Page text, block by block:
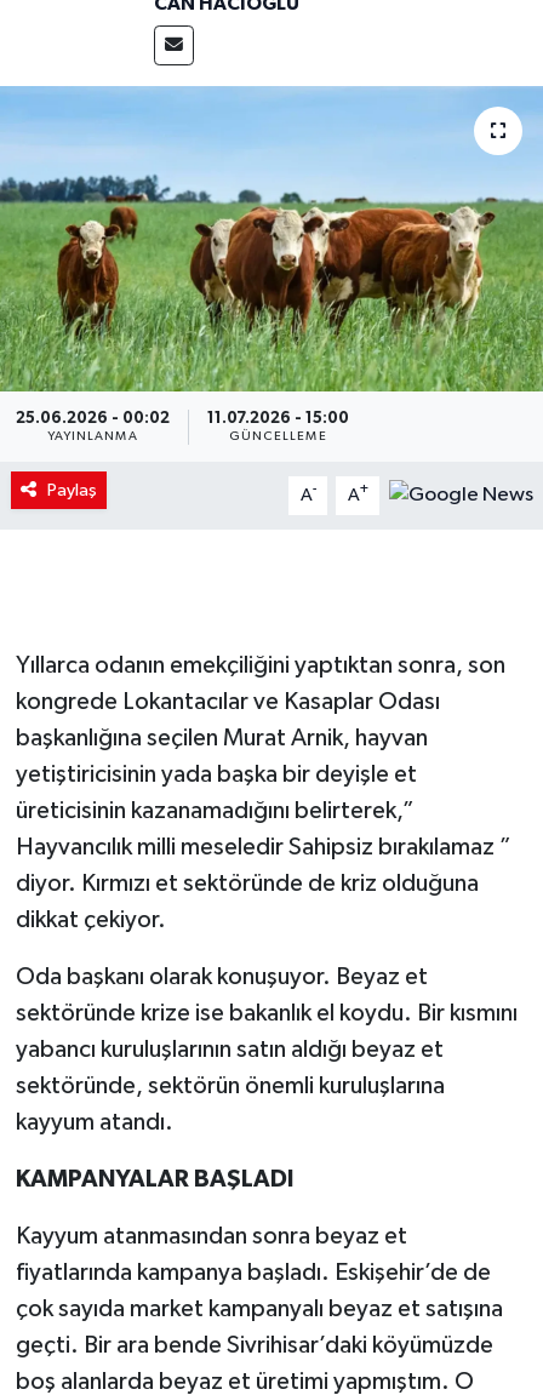
25.06.2026 - 00:02
YAYINLANMA
11.07.2026 - 15:00
GÜNCELLEME
Paylaş A- A+
Yıllarca odanın emekçiliğini yaptıktan sonra, son
kongrede Lokantacılar ve Kasaplar Odası
başkanlığına seçilen Murat Arnik, hayvan
yetiştiricisinin yada başka bir deyişle et
üreticisinin kazanamadığını belirterek,”
Hayvancılık milli meseledir Sahipsiz bırakılamaz ”
diyor. Kırmızı et sektöründe de kriz olduğuna
dikkat çekiyor.
Oda başkanı olarak konuşuyor. Beyaz et
sektöründe krize ise bakanlık el koydu. Bir kısmını
yabancı kuruluşlarının satın aldığı beyaz et
sektöründe, sektörün önemli kuruluşlarına
kayyum atandı.
KAMPANYALAR BAŞLADI
Kayyum atanmasından sonra beyaz et
fiyatlarında kampanya başladı. Eskişehir’de de
çok sayıda market kampanyalı beyaz et satışına
geçti. Bir ara bende Sivrihisar’daki köyümüzde
boş alanlarda beyaz et üretimi yapmıştım. O